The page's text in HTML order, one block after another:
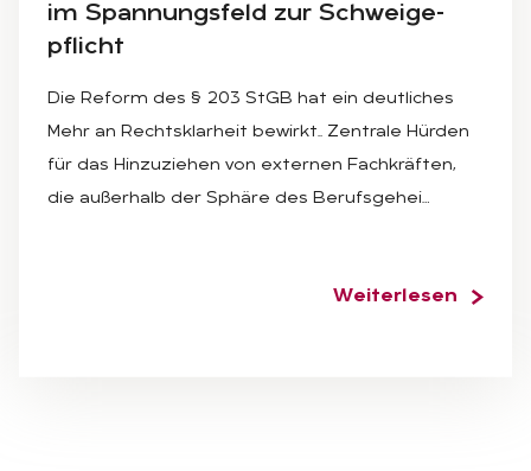
im Span­nungs­feld zur Schwei­ge­
pflicht
Die Reform des § 203 StGB hat ein deutliches
Mehr an Rechtsklarheit bewirkt.. Zentrale Hürden
für das Hinzuziehen von externen Fachkräften,
die außerhalb der Sphäre des Berufsgehei…
Weiterlesen